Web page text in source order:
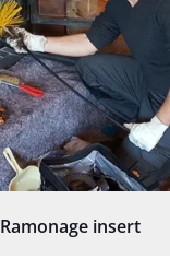
Ramonage insert